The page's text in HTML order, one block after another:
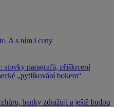
A s ním i ceny
stovky paragrafů, přiškrcení
„pytlíkování bokem“
banky zdražují a ještě budou